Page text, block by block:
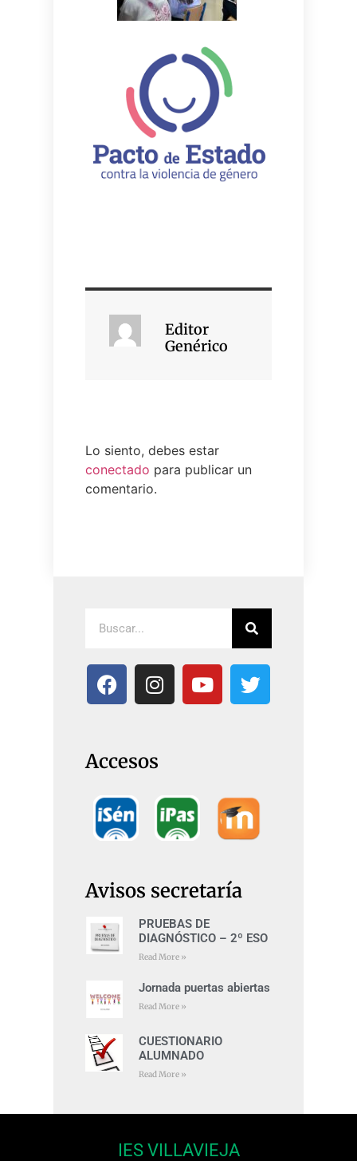
Editor
Genérico
Lo siento, debes estar
conectado para publicar un
comentario.
Accesos
Avisos secretaría
PRUEBAS DE
DIAGNÓSTICO – 2º ESO
Read More »
Jornada puertas abiertas
Read More »
CUESTIONARIO
ALUMNADO
Read More »
IES VILLAVIEJA